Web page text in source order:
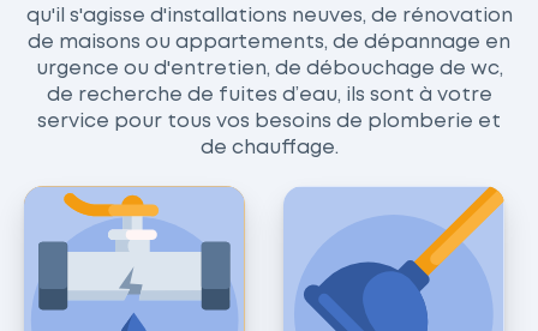
qu'il s'agisse d'installations neuves, de rénovation
de maisons ou appartements, de dépannage en
urgence ou d'entretien, de débouchage de wc,
de recherche de fuites d’eau, ils sont à votre
service pour tous vos besoins de plomberie et
de chauffage.